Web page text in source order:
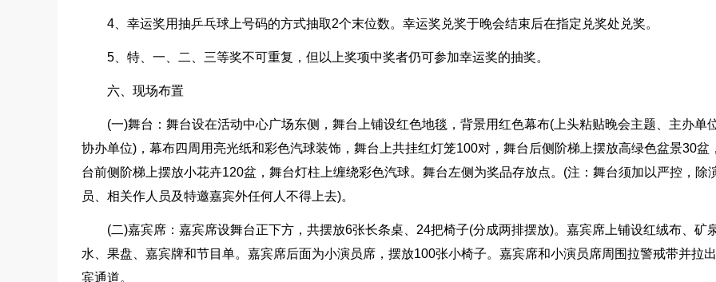
4、幸运奖用抽乒乓球上号码的方式抽取2个末位数。幸运奖兑奖于晚会结束后在指定兑奖处兑奖。
5、特、一、二、三等奖不可重复，但以上奖项中奖者仍可参加幸运奖的抽奖。
六、现场布置
(一)舞台：舞台设在活动中心广场东侧，舞台上铺设红色地毯，背景用红色幕布(上头粘贴晚会主题、主办单
协办单位)，幕布四周用亮光纸和彩色汽球装饰，舞台上共挂红灯笼100对，舞台后侧阶梯上摆放高绿色盆景30盆
台前侧阶梯上摆放小花卉120盆，舞台灯柱上缠绕彩色汽球。舞台左侧为奖品存放点。(注：舞台须加以严控，除
员、相关作人员及特邀嘉宾外任何人不得上去)。
(二)嘉宾席：嘉宾席设舞台正下方，共摆放6张长条桌、24把椅子(分成两排摆放)。嘉宾席上铺设红绒布、矿
水、果盘、嘉宾牌和节目单。嘉宾席后面为小演员席，摆放100张小椅子。嘉宾席和小演员席周围拉警戒带并拉
宾通道。